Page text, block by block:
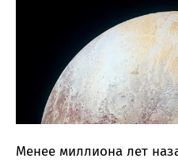
Менее миллиона лет